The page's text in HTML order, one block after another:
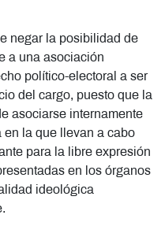
negar la posibilidad de
a una asociación
político-electoral a ser
del cargo, puesto que la
asociarse internamente
en la que llevan a cabo
para la libre expresión
en los órganos
ideológica